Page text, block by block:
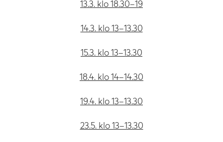
13.3. klo 18.30–19
14.3. klo 13–13.30
15.3. klo 13–13.30
18.4. klo 14–14.30
19.4. klo 13–13.30
23.5. klo 13–13.30